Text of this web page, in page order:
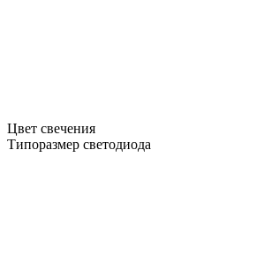
Цвет свечения
Типоразмер светодиода